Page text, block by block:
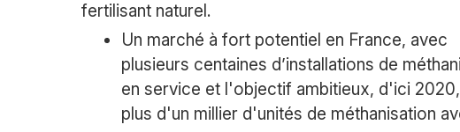
fertilisant naturel.
Un marché à fort potentiel en France, avec
plusieurs centaines d’installations de
en service et l'objectif ambitieux, d'ici
plus d'un millier d'unités de méthanisation